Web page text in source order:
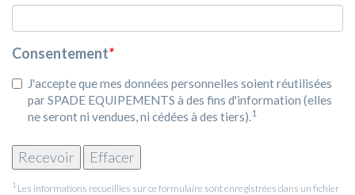
Consentement*
J'accepte que mes données personnelles soient réutilisées
par SPADE EQUIPEMENTS à des fins d'information (elles
ne seront ni vendues, ni cédées à des tiers).1
1 Les informations recueillies sur ce formulaire sont enregistrées dans un fichier